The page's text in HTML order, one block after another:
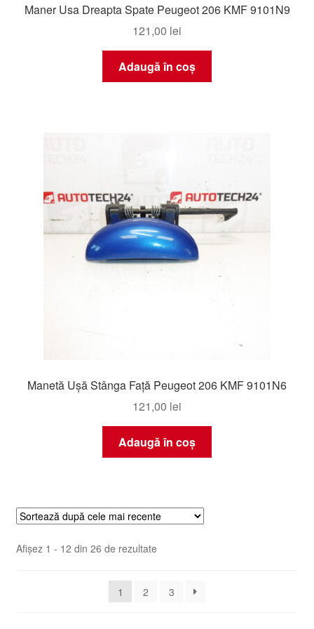
Maner Usa Dreapta Spate Peugeot 206 KMF 9101N9
121,00 lei
Adaugă în coș
Manetă Ușă Stânga Față Peugeot 206 KMF 9101N6
121,00 lei
Adaugă în coș
Afișez 1 - 12 din 26 de rezultateSortat
mai
1 2 3